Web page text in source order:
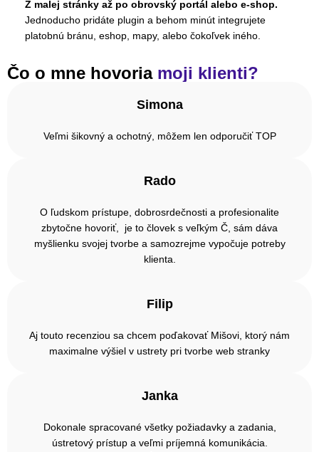
Z malej stránky až po obrovský portál alebo e-shop.
Jednoducho pridáte plugin a behom minút integrujete
platobnú bránu, eshop, mapy, alebo čokoľvek iného.
Čo o mne hovoriamoji klienti?
Simona
Veľmi šikovný a ochotný, môžem len odporučiť TOP
Rado
O ľudskom prístupe, dobrosrdečnosti a profesionalite
zbytočne hovoriť, je to človek s veľkým Č, sám dáva
myšlienku svojej tvorbe a samozrejme vypočuje potreby
klienta.
Filip
Aj touto recenziou sa chcem poďakovať Mišovi, ktorý nám
maximalne výšiel v ustrety pri tvorbe web stranky
Janka
Dokonale spracované všetky požiadavky a zadania,
ústretový prístup a veľmi príjemná komunikácia.